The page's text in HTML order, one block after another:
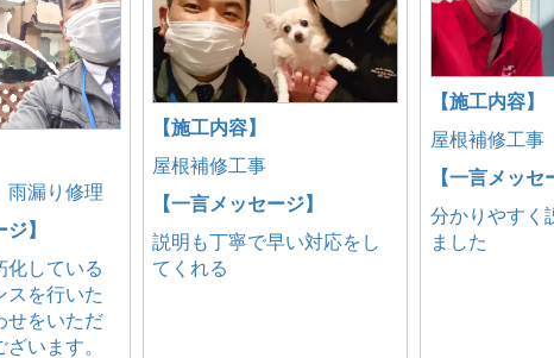
雨漏り修理
】
化している
スを行いた
せをいただ
います。
【施工内容】
屋根補修工事
【一言メッセージ】
説明も丁寧で早い対応をし
てくれる
【施工内容】
屋根補修工事
【一言メッセ
分かりやすく
ました